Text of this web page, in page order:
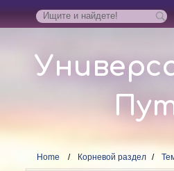
Home Корневой раздел